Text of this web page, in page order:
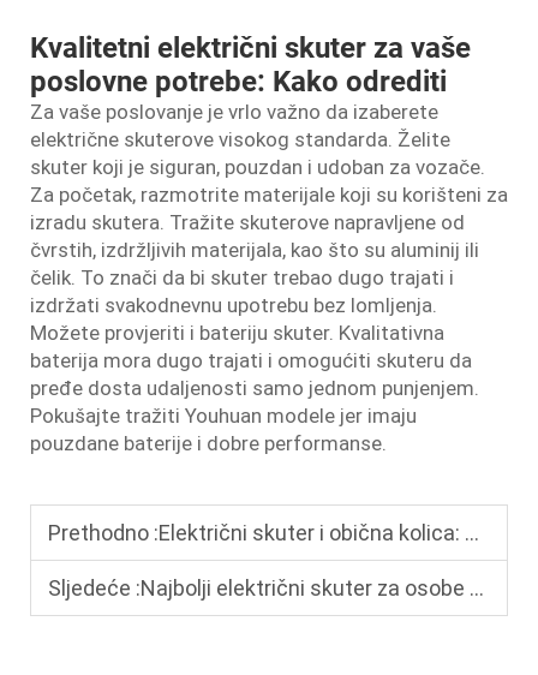
Kvalitetni električni skuter za vaše
poslovne potrebe: Kako odrediti
Za vaše poslovanje je vrlo važno da izaberete
električne skuterove visokog standarda. Želite
skuter koji je siguran, pouzdan i udoban za vozače.
Za početak, razmotrite materijale koji su korišteni za
izradu skutera. Tražite skuterove napravljene od
čvrstih, izdržljivih materijala, kao što su aluminij ili
čelik. To znači da bi skuter trebao dugo trajati i
izdržati svakodnevnu upotrebu bez lomljenja.
Možete provjeriti i bateriju skuter. Kvalitativna
baterija mora dugo trajati i omogućiti skuteru da
pređe dosta udaljenosti samo jednom punjenjem.
Pokušajte tražiti Youhuan modele jer imaju
pouzdane baterije i dobre performanse.
Prethodno :Električni skuter i obična kolica: Ključne razlike u odabiru pravog
Sljedeće :Najbolji električni skuter za osobe s poteškoćama u pokretu: glatki, udobni i jednostavni za upravljanje